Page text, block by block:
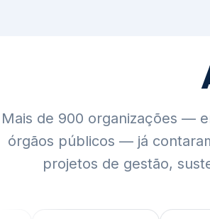
Mais de 900 organizações —
órgãos públicos — já
projetos de gestão,